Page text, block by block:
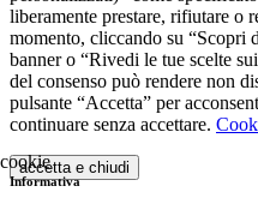
liberamente prestare, rifiutare o
momento, cliccando su “Scopri
banner o “Rivedi le tue scelte
del consenso può rendere non
pulsante “Accetta” per
continuare senza accettare.
accetta e chiudi
Informativa